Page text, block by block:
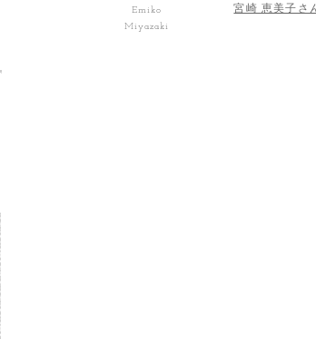
Emiko
Miyazaki
宮崎 恵美子さ